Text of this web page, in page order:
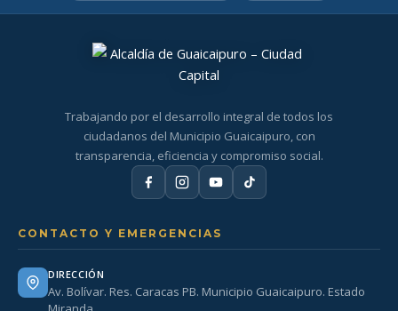
Trabajando por el desarrollo integral de todos los
ciudadanos del Municipio Guaicaipuro, con
transparencia, eficiencia y compromiso social.
CONTACTO Y EMERGENCIAS
DIRECCIÓN
Av. Bolívar. Res. Caracas PB. Municipio Guaicaipuro. Estado